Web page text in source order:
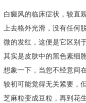
白癜风的临床症状，较直
上去格外光滑，没有任何
微的发红，这便是它区别
其实是皮肤中的黑色素细
想象一下，当您不经意间
较初可能觉得无关紧要，
芝麻粒变成豆粒，再到花